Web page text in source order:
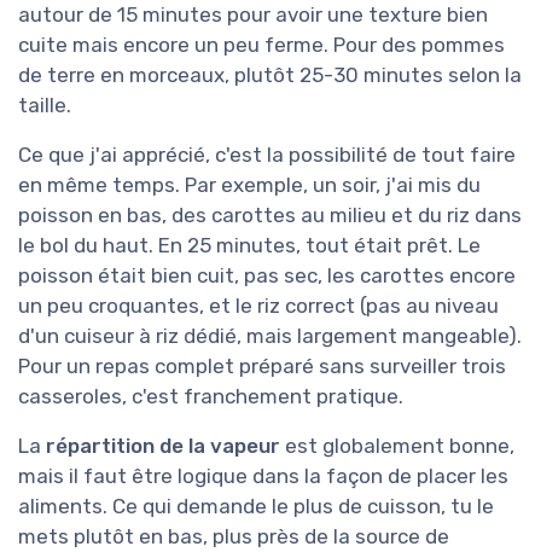
autour de 15 minutes pour avoir une texture bien
cuite mais encore un peu ferme. Pour des pommes
de terre en morceaux, plutôt 25-30 minutes selon la
taille.
Ce que j'ai apprécié, c'est la possibilité de tout faire
en même temps. Par exemple, un soir, j'ai mis du
poisson en bas, des carottes au milieu et du riz dans
le bol du haut. En 25 minutes, tout était prêt. Le
poisson était bien cuit, pas sec, les carottes encore
un peu croquantes, et le riz correct (pas au niveau
d'un cuiseur à riz dédié, mais largement mangeable).
Pour un repas complet préparé sans surveiller trois
casseroles, c'est franchement pratique.
La répartition de la vapeur est globalement bonne,
mais il faut être logique dans la façon de placer les
aliments. Ce qui demande le plus de cuisson, tu le
mets plutôt en bas, plus près de la source de